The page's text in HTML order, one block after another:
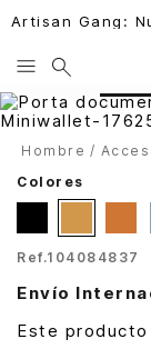
Artisan Gang:
Hombre
Colores
Ref.104084837
Envío
Este